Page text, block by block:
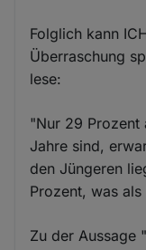
Folglich kann
Überraschung
lese:
"Nur 29 Prozent
Jahre sind,
den Jüngeren
Prozent, was
Zu der Aussage